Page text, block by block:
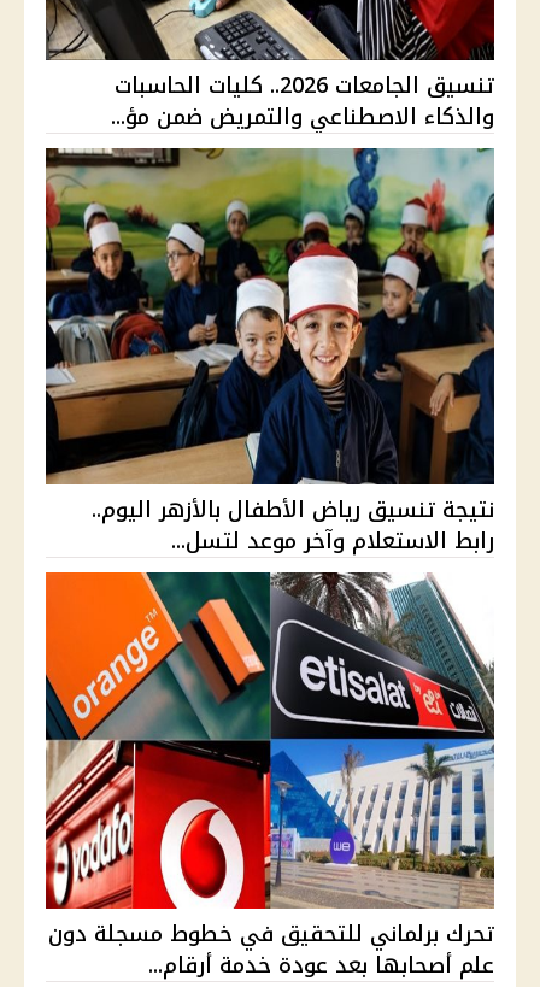
تنسيق الجامعات 2026.. كليات الحاسبات
والذكاء الاصطناعي والتمريض ضمن مؤ...
نتيجة تنسيق رياض الأطفال بالأزهر اليوم..
رابط الاستعلام وآخر موعد لتسل...
تحرك برلماني للتحقيق في خطوط مسجلة دون
علم أصحابها بعد عودة خدمة أرقام...